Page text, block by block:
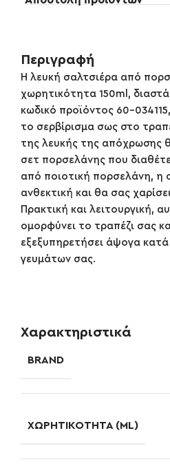
Περιγραφή
Η λευκή σαλτσιέρα από
χωρητικότητα 150ml,
κωδικό προϊόντος 60-034115,
το σερβίρισμα σως στο
της λευκής της απόχρωσης
σετ πορσελάνης που
από ποιοτική πορσελάνη, η
ανθεκτική και θα σας
Πρακτική και λειτουργική,
ομορφύνει το τραπέζι σας
εξεξυπηρετήσει άψογα κατά
γευμάτων σας.
Χαρακτηριστικά
BRAND
ΧΩΡΗΤΙΚΌΤΗΤΑ (ML)